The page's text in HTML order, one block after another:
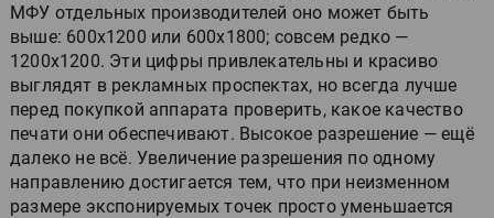
МФУ отдельных производителей оно может быть
выше: 600x1200 или 600x1800; совсем редко —
1200x1200. Эти цифры привлекательны и красиво
выглядят в рекламных проспектах, но всегда лучше
перед покупкой аппарата проверить, какое качество
печати они обеспечивают. Высокое разрешение — ещё
далеко не всё. Увеличение разрешения по одному
направлению достигается тем, что при неизменном
размере экспонируемых точек просто уменьшается